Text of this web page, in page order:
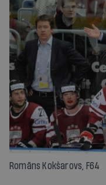
Romāns Kokšarovs, F64